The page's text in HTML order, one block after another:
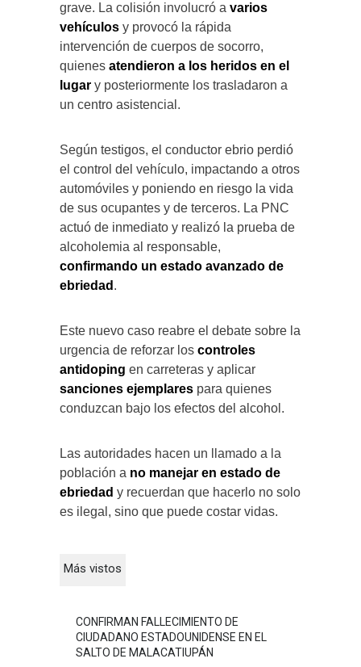
grave. La colisión involucró a varios
vehículos y provocó la rápida
intervención de cuerpos de socorro,
quienes atendieron a los heridos en el
lugar y posteriormente los trasladaron a
un centro asistencial.
Según testigos, el conductor ebrio perdió
el control del vehículo, impactando a otros
automóviles y poniendo en riesgo la vida
de sus ocupantes y de terceros. La PNC
actuó de inmediato y realizó la prueba de
alcoholemia al responsable,
confirmando un estado avanzado de
ebriedad .
Este nuevo caso reabre el debate sobre la
urgencia de reforzar los controles
antidoping en carreteras y aplicar
sanciones ejemplares para quienes
conduzcan bajo los efectos del alcohol.
Las autoridades hacen un llamado a la
población a no manejar en estado de
ebriedad y recuerdan que hacerlo no solo
es ilegal, sino que puede costar vidas.
Más vistos
CONFIRMAN FALLECIMIENTO DE
CIUDADANO ESTADOUNIDENSE EN EL
SALTO DE MALACATIUPÁN